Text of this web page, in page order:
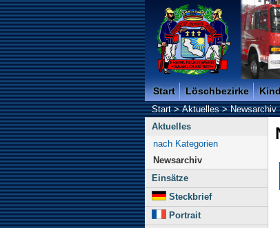
Freiwillige
Start Löschbezirke
Start>Aktuelles>Newsarchiv
Aktuelles
nach Kategorien
Newsarchiv
Einsätze
Steckbrief
Portrait